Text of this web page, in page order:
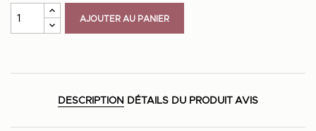
AJOUTER AU PANIER
DESCRIPTION DÉTAILS DU PRODUITAVIS